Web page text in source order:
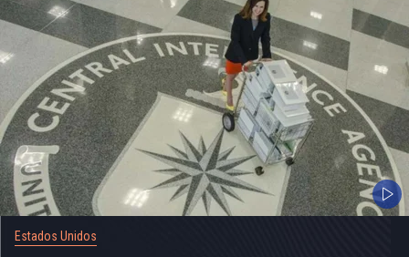
Estados Unidos